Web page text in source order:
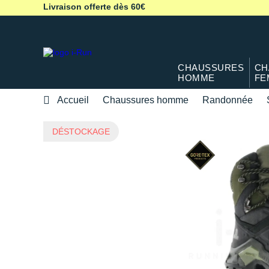
Livraison offerte dès 60€
CHAUSSURES
HOMME
Accueil Chaussures homme Randonnée
DÉSTOCKAGE